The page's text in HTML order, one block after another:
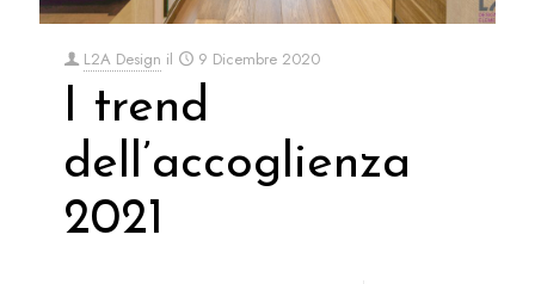
L2A Design il 9 Dicembre 2020
I trend
dell’accoglienza
2021